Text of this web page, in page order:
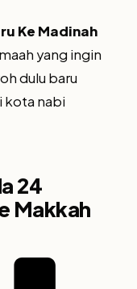
Ke Madinah
yang ingin
dulu baru
kota nabi
24
Makkah